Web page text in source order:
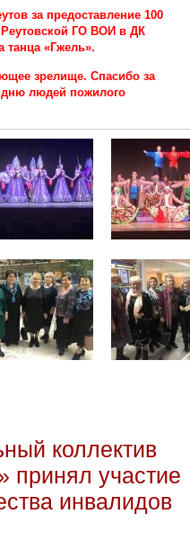
за предоставление 100
ГО ВОИ в ДК
танца «Гжель».
зрелище. Спасибо за
людей пожилого
коллектив
принял участие
инвалидов